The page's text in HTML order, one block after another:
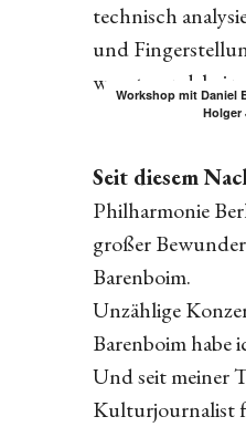
technisch
und
wusste er dabei
Workshop mit Daniel
Holger
Seit diesem
Philharmonie
großer
Barenboim.
Unzählige
Barenboim habe
Und seit meiner
Kulturjournalist